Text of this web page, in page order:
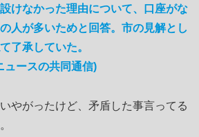
けなかった理由について、口座がな
人が多いためと回答。市の見解とし
了承していた。
ュースの共同通信)
やがったけど、矛盾した事言ってる